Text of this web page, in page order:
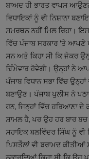
ਬਾਅਦ ਹੀ ਭਾਰਤ ਵਾਪਸ
ਵਿਧਾਇਕਾਂ ਨੂੰ ਵੀ ਨਿਸ਼ਾਨਾ
ਸਮਰਥਨ ਨਹੀਂ ਮਿਲ ਰਿਹਾ।
ਵਿੱਚ ਪੰਜਾਬ ਸਰਕਾਰ 'ਤੇ ਆਪਣੇ
ਸਨ ਅਤੇ ਕਿਹਾ ਸੀ ਕਿ ਜੇਕਰ
ਜ਼ਿੰਮੇਵਾਰ ਹੋਵੇਗੀ। ਉਨ੍ਹਾਂ ਨੇ
ਪੰਜਾਬ ਵਿਧਾਨ ਸਭਾ ਵਿੱਚ
ਬਣਾਉਣ। ਪੰਜਾਬ ਪੁਲੀਸ ਨੇ
ਹਨ, ਜਿਨ੍ਹਾਂ ਵਿੱਚ ਹਰਿਆਣਾ ਦੇ
ਸ਼ਾਮਲ ਹੈ, ਪਰ ਉਹ ਹਰ ਬਾਰ
ਸਹਾਇਕ ਬਲਵਿੰਦਰ ਸਿੰਘ ਨੂੰ ਵੀ
ਪਿਸਤੌਲਾਂ ਵੀ ਬਰਾਮਦ